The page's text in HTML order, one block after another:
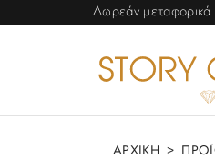
Δωρεάν
ΑΡΧΙΚΗ >